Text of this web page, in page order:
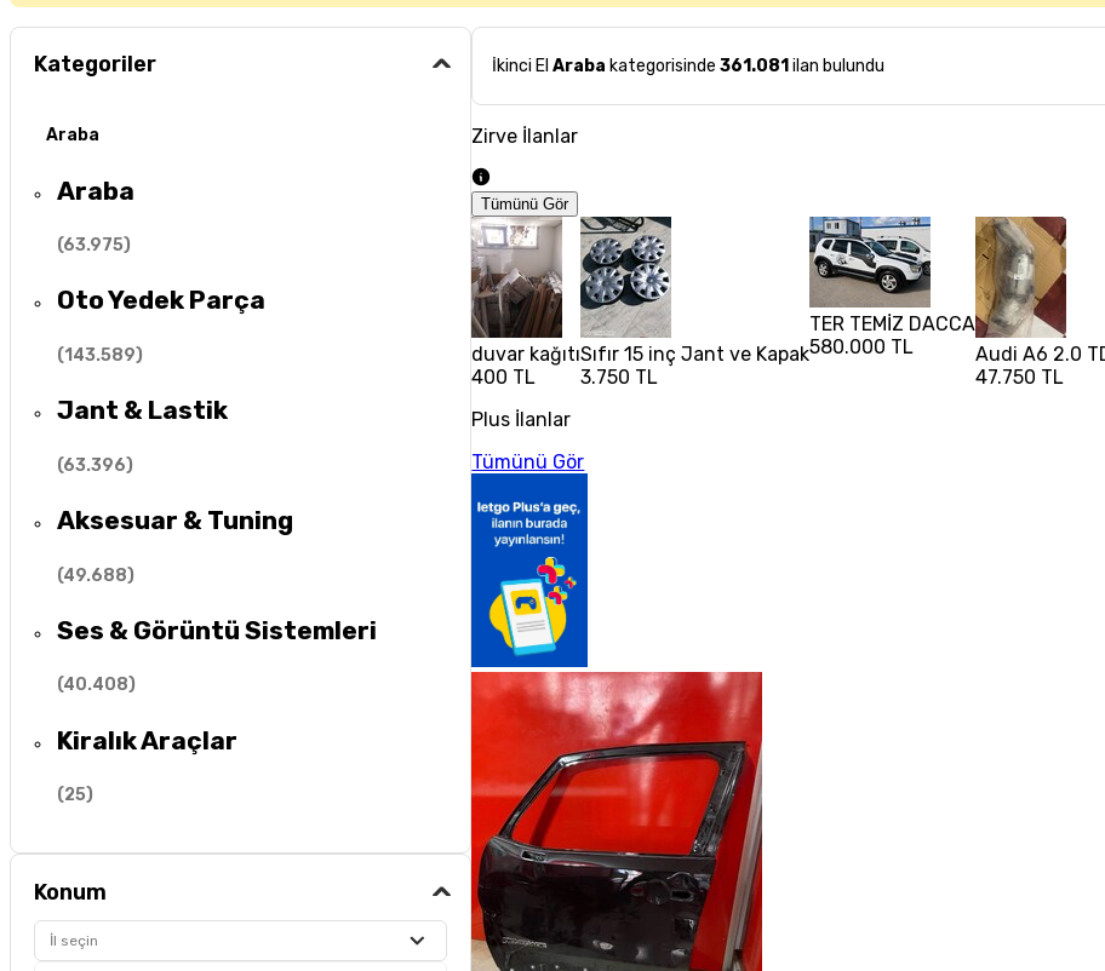
Kategoriler
Araba
Araba
(63.975)
Oto Yedek Parça
(143.589)
Jant & Lastik
(63.396)
Aksesuar & Tuning
(49.688)
Ses & Görüntü Sistemleri
(40.408)
Kiralık Araçlar
(25)
Konum
İl seçin
İkinci ElAraba kategorisinde 361.081 ilan bulundu
Zirve İlanlar
Tümünü Gör
duvar kağıtı
400 TL
Sıfır 15 inç Jant ve Kapak
3.750 TL
TER TEMİZ DACCA
580.000 TL
Audi A6 2.0
47.750 TL
Plus İlanlar
Tümünü Gör